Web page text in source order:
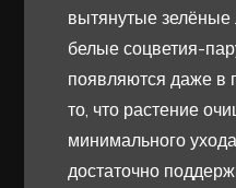
вытянутые
белые соцветия-
появляются даже в
то, что растение
минимального
достаточно